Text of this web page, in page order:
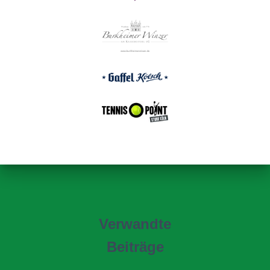
Verwandte
Beiträge